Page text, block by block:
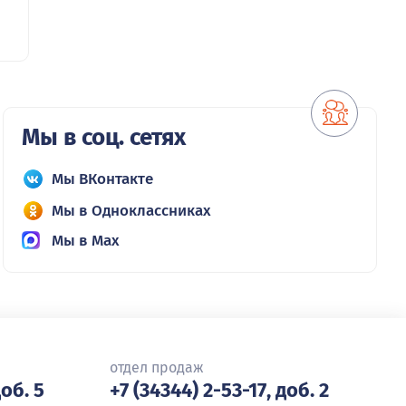
Мы в соц. сетях
Мы ВКонтакте
Мы в Одноклассниках
Мы в Max
5
отдел продаж
+7 (34344) 2-53-17, доб. 2